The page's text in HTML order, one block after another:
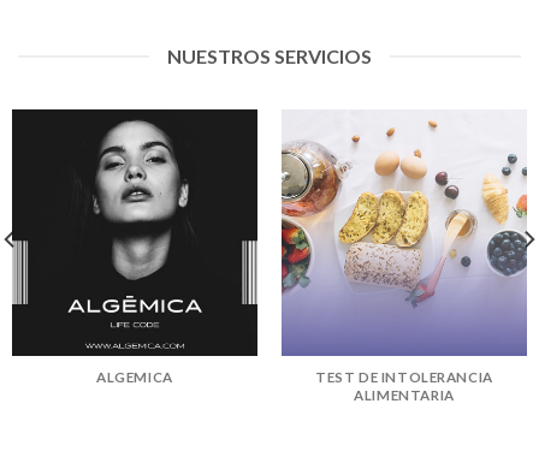
NUESTROS SERVICIOS
ALGEMICA
TEST DE INTOLERANCIA
ALIMENTARIA